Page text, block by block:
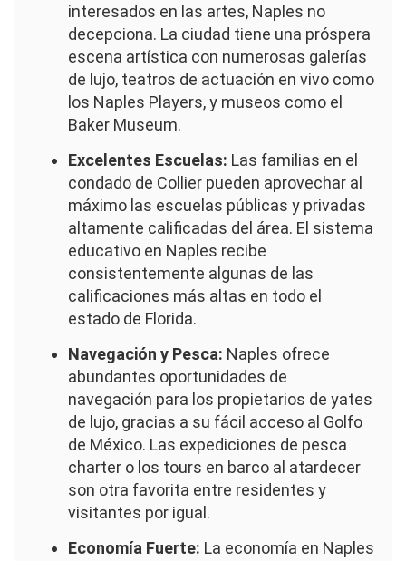
interesados en las artes, Naples no
decepciona. La ciudad tiene una próspera
escena artística con numerosas galerías
de lujo, teatros de actuación en vivo como
los Naples Players, y museos como el
Baker Museum.
Excelentes Escuelas: Las familias en el
condado de Collier pueden aprovechar al
máximo las escuelas públicas y privadas
altamente calificadas del área. El sistema
educativo en Naples recibe
consistentemente algunas de las
calificaciones más altas en todo el
estado de Florida.
Navegación y Pesca: Naples ofrece
abundantes oportunidades de
navegación para los propietarios de yates
de lujo, gracias a su fácil acceso al Golfo
de México. Las expediciones de pesca
charter o los tours en barco al atardecer
son otra favorita entre residentes y
visitantes por igual.
Economía Fuerte: La economía en Naples